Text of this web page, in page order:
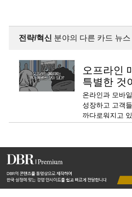
전략/혁신 분야의 다른 카드 뉴스
오프라인
특별한 것
온라인과 모바
성장하고 고객
까다로워지고